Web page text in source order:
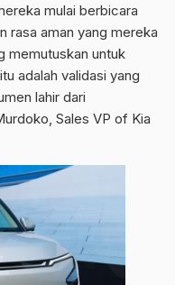
mulai berbicara
rasa aman yang mereka
memutuskan untuk
adalah validasi yang
lahir dari
Sales VP of Kia